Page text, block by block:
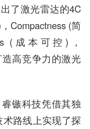
了激光雷达的4C
Compactness (简
(成本可控)，
高竞争力的激光
镞科技凭借其独
术路线上实现了探